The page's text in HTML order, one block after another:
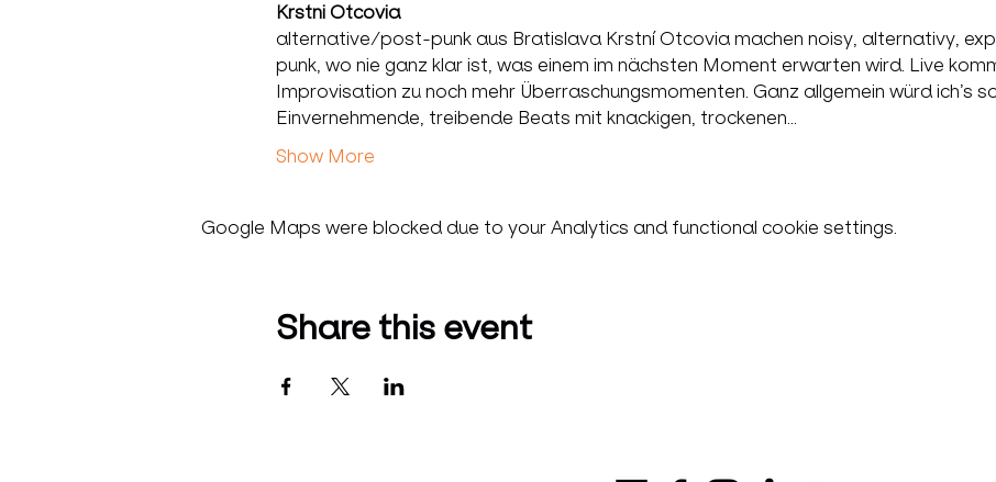
Krstni Otcovia
alternative/post-punk aus Bratislava Krstní Otcovia machen noisy, alternativy,
punk, wo nie ganz klar ist, was einem im nächsten Moment erwarten wird. Live
Improvisation zu noch mehr Überraschungsmomenten. Ganz allgemein würd ich’s
Einvernehmende, treibende Beats mit knackigen, trockenen…
Show More
Google Maps were blocked due to your Analytics and functional cookie settings.
Share this event